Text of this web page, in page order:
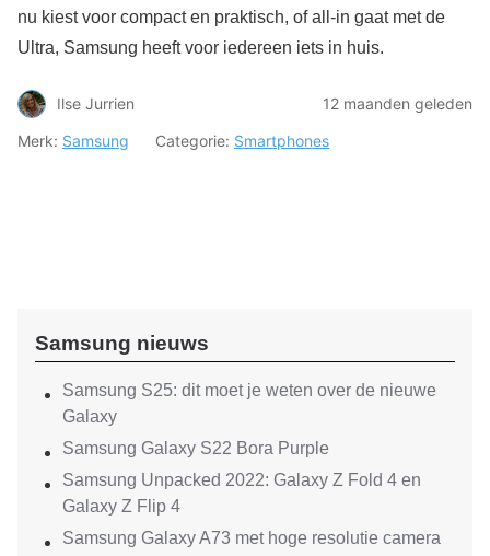
nu kiest voor compact en praktisch, of all-in gaat met de
Ultra, Samsung heeft voor iedereen iets in huis.
Ilse Jurrien
12 maanden geleden
Merk: Samsung Categorie: Smartphones
Samsung nieuws
Samsung S25: dit moet je weten over de nieuwe
Galaxy
Samsung Galaxy S22 Bora Purple
Samsung Unpacked 2022: Galaxy Z Fold 4 en
Galaxy Z Flip 4
Samsung Galaxy A73 met hoge resolutie camera